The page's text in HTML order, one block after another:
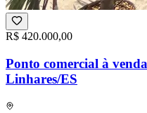
R$ 420.000,00
Ponto comercial à
Linhares/ES